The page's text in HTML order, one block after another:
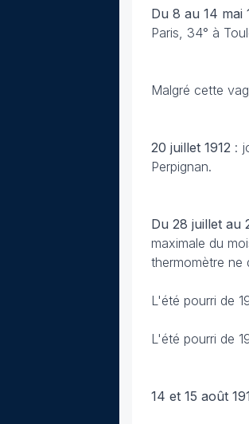
Du 8 au 14 mai
Paris, 34° à
Malgré cette
20 juillet 1912 :
Perpignan.
Du 28 juillet au
maximale du
thermomètre ne
L'été pourri de
L'été pourri de
14 et 15 août